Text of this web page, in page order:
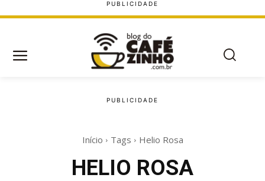
Início Tags Helio Rosa
HELIO ROSA